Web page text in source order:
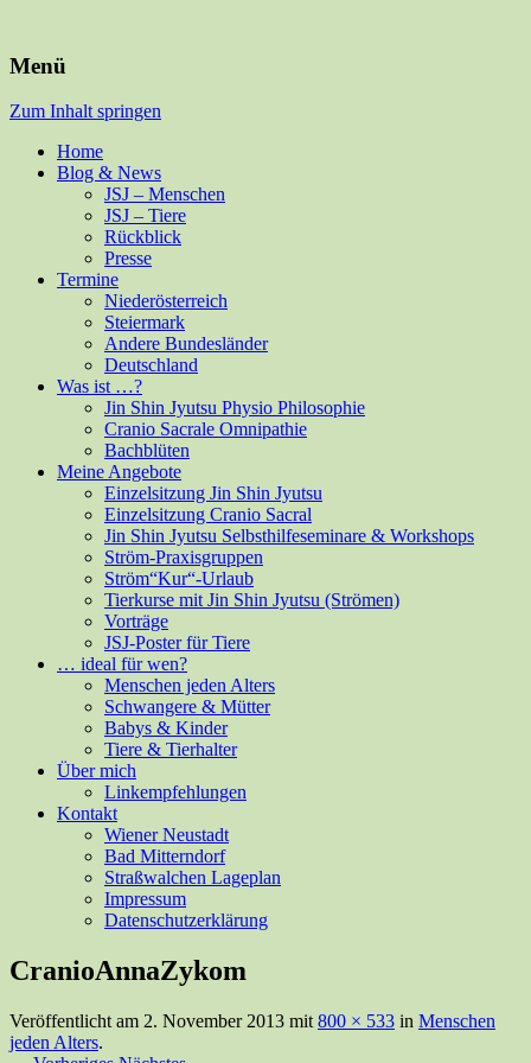
Isabella Habsburg
Menü
Zum Inhalt springen
Home
Blog & News
JSJ – Menschen
JSJ – Tiere
Rückblick
Presse
Termine
Niederösterreich
Steiermark
Andere Bundesländer
Deutschland
Was ist …?
Jin Shin Jyutsu Physio Philosophie
Cranio Sacrale Omnipathie
Bachblüten
Meine Angebote
Einzelsitzung Jin Shin Jyutsu
Einzelsitzung Cranio Sacral
Jin Shin Jyutsu Selbsthilfeseminare & Workshops
Ström-Praxisgruppen
Ström“Kur“-Urlaub
Tierkurse mit Jin Shin Jyutsu (Strömen)
Vorträge
JSJ-Poster für Tiere
… ideal für wen?
Menschen jeden Alters
Schwangere & Mütter
Babys & Kinder
Tiere & Tierhalter
Über mich
Linkempfehlungen
Kontakt
Wiener Neustadt
Bad Mitterndorf
Straßwalchen Lageplan
Impressum
Datenschutzerklärung
CranioAnnaZykom
Veröffentlicht am 2. November 2013 mit 800 × 533 in Menschen
jeden Alters.